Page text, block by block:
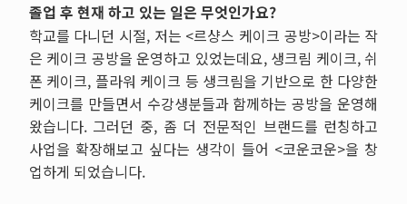
졸업 후 현재 하고 있는 일은 무엇인가요?
학교를 다니던 시절, 저는 <르샹스 케이크 공방>이라는 작
은 케이크 공방을 운영하고 있었는데요, 생크림 케이크, 쉬
폰 케이크, 플라워 케이크 등 생크림을 기반으로 한 다양한
케이크를 만들면서 수강생분들과 함께하는 공방을 운영해
왔습니다. 그러던 중, 좀 더 전문적인 브랜드를 런칭하고
사업을 확장해보고 싶다는 생각이 들어 <코운코운>을 창
업하게 되었습니다.